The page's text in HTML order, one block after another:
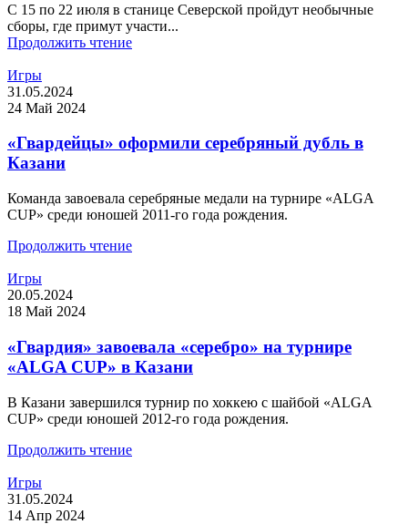
С 15 по 22 июля в станице Северской пройдут необычные
сборы, где примут участи...
Продолжить чтение
Игры
31.05.2024
24 Май 2024
«Гвардейцы» оформили серебряный дубль в
Казани
Команда завоевала серебряные медали на турнире «ALGA
CUP» среди юношей 2011-го года рождения.
Продолжить чтение
Игры
20.05.2024
18 Май 2024
«Гвардия» завоевала «серебро» на турнире
«ALGA CUP» в Казани
В Казани завершился турнир по хоккею с шайбой «ALGA
CUP» среди юношей 2012-го года рождения.
Продолжить чтение
Игры
31.05.2024
14 Апр 2024